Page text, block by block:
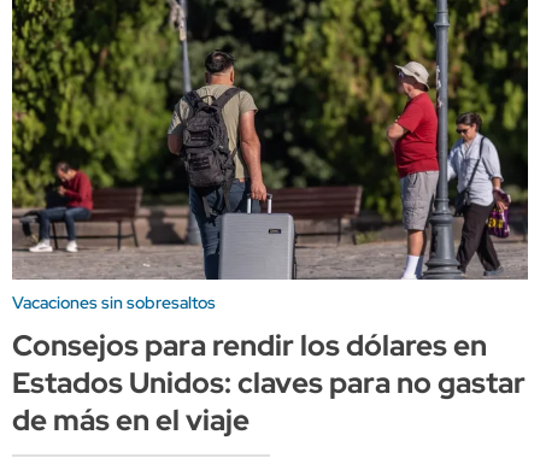
Vacaciones sin sobresaltos
Consejos para rendir los dólares en
Estados Unidos: claves para no gastar
de más en el viaje